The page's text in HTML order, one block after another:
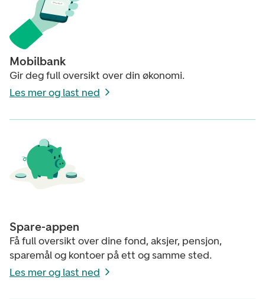
Downlo ad
Mobilbank
Gir deg full oversikt over din økonomi.
Les mer og last ned
Spare-appen
Få full oversikt over dine fond, aksjer, pensjon,
sparemål og kontoer på ett og samme sted.
Les mer og last ned